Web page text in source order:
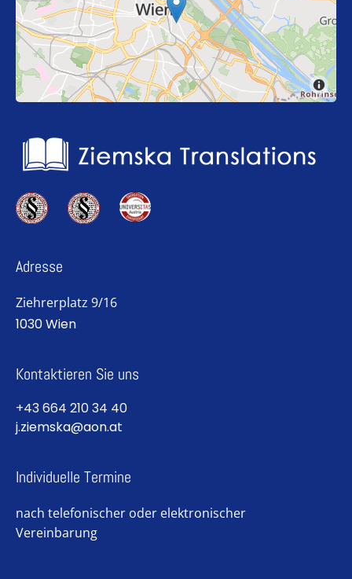
Adresse
Ziehrerplatz 9/16
1030 Wien
Kontaktieren Sie uns
+43 664 210 34 40
j.ziemska@aon.at
Individuelle Termine
nach telefonischer oder elektronischer
Vereinbarung